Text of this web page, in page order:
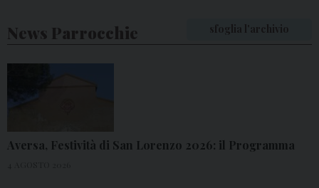
News Parrocchie sfoglia l'archivio
Aversa, Festività di San Lorenzo 2026: il Programma